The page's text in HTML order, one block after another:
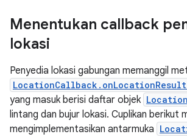
Menentukan callback
lokasi
Penyedia lokasi gabungan memanggil
yang masuk berisi daftar objek Location
lintang dan bujur lokasi. Cuplikan berikut
mengimplementasikan antarmuka